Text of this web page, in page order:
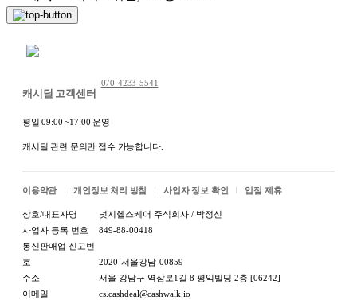
캐시딜 고객센터
070-4233-5541
평일 09:00 ~17:00 운영
캐시딜 관련 문의만 접수 가능합니다.
이용약관 개인정보 처리 방침 사업자 정보 확인 입점 제휴
상호/대표자명
넛지헬스케어 주식회사 / 박정신
사업자 등록 번호
849-88-00418
통신판매업 신고번
호
2020-서울강남-00859
주소
서울 강남구 역삼로1길 8 평익빌딩 2층 [06242]
이메일
cs.cashdeal@cashwalk.io